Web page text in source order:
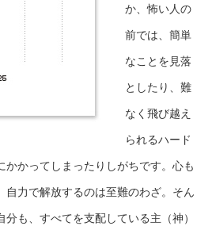
か、怖い人の
前では、簡単
なことを見落
としたり、難
なく飛び越え
られるハード
かかってしまったりしがちです。心も
自力で解放するのは至難のわざ。そん
も、すべてを支配している主（神）